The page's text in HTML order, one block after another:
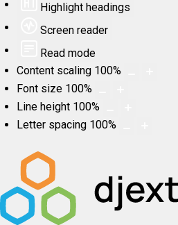
Highlight headings
Screen reader
Read mode
Content scaling 100%
Font size 100%
Line height 100%
Letter spacing 100%